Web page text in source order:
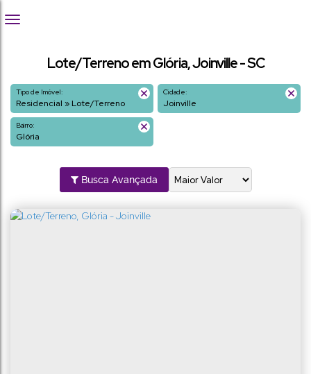
Lote/Terreno em Glória, Joinville - SC
Tipo de Imóvel:
Residencial » Lote/Terreno
Cidade:
Joinville
Bairro:
Glória
Busca Avançada